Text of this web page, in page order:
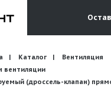
Бесплатный
Каталог
Вентиляция
вентиляции
(дроссель-клапан)